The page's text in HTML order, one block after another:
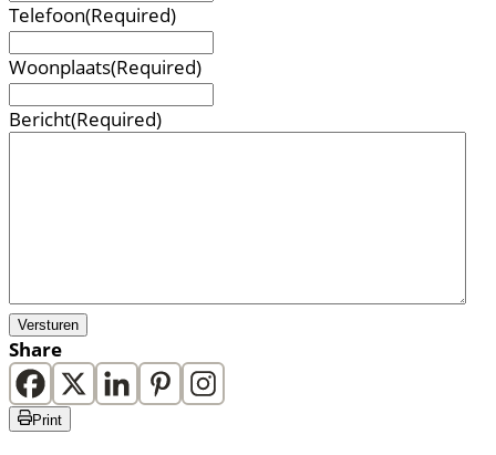
Telefoon(Required)
Woonplaats(Required)
Bericht(Required)
Versturen
Share
Print